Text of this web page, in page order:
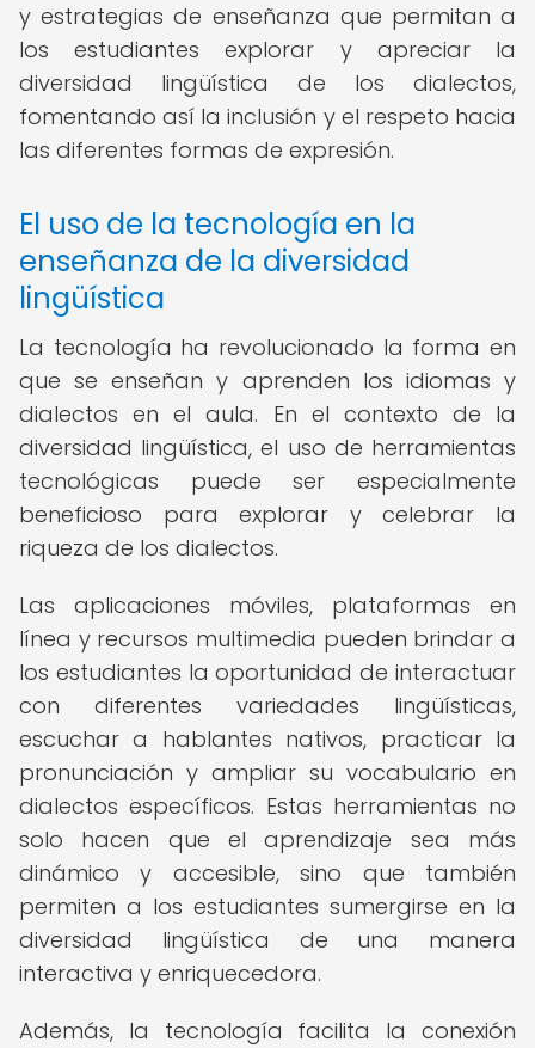
y estrategias de enseñanza que permitan a
los estudiantes explorar y apreciar la
diversidad lingüística de los dialectos,
fomentando así la inclusión y el respeto hacia
las diferentes formas de expresión.
El uso de la tecnología en la
enseñanza de la diversidad
lingüística
La tecnología ha revolucionado la forma en
que se enseñan y aprenden los idiomas y
dialectos en el aula. En el contexto de la
diversidad lingüística, el uso de herramientas
tecnológicas puede ser especialmente
beneficioso para explorar y celebrar la
riqueza de los dialectos.
Las aplicaciones móviles, plataformas en
línea y recursos multimedia pueden brindar a
los estudiantes la oportunidad de interactuar
con diferentes variedades lingüísticas,
escuchar a hablantes nativos, practicar la
pronunciación y ampliar su vocabulario en
dialectos específicos. Estas herramientas no
solo hacen que el aprendizaje sea más
dinámico y accesible, sino que también
permiten a los estudiantes sumergirse en la
diversidad lingüística de una manera
interactiva y enriquecedora.
Además, la tecnología facilita la conexión